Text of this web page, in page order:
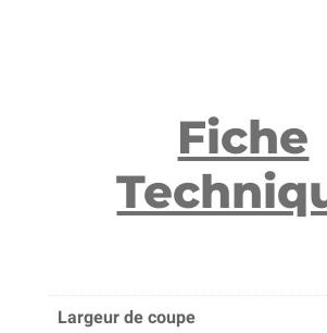
Fiche
Largeur de coupe